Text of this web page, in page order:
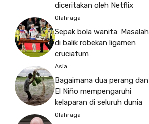
diceritakan oleh Netflix
Olahraga
Sepak bola wanita: Masalah
di balik robekan ligamen
cruciatum
Asia
Bagaimana dua perang dan
El Niño mempengaruhi
kelaparan di seluruh dunia
Olahraga